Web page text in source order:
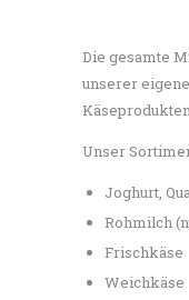
Die gesamte
unserer
Unser
Joghurt,
Rohmilch
Frischkäse
Weichkäse